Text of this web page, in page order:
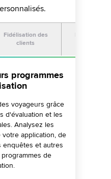
Fidélisation des
clients
programmes
voyageurs grâce
d'évaluation et les
Analysez les
application, de
enquêtes et autres
de
affiliations
et des données
concurrents pour
sur les réseaux
de cartes
des
fiables pour
des membres à
des systèmes
sources, afin
personnalisées.